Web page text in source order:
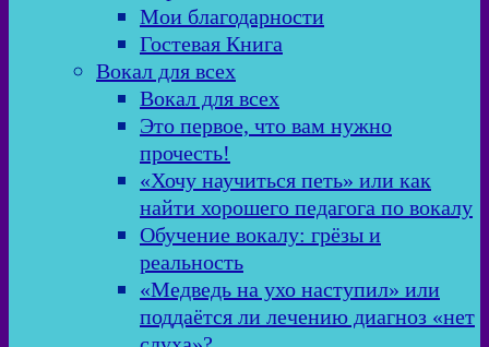
Мои благодарности
Гостевая Книга
Вокал для всех
Вокал для всех
Это первое, что вам нужно
прочесть!
«Хочу научиться петь» или как
найти хорошего педагога по вокалу
Обучение вокалу: грёзы и
реальность
«Медведь на ухо наступил» или
поддаётся ли лечению диагноз «нет